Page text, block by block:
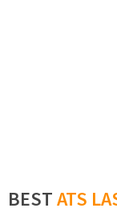
BESTATS